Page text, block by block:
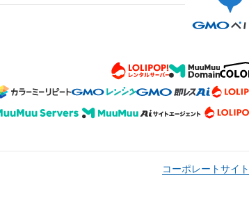
コーポレートサイト